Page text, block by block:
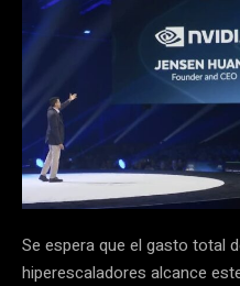
Se espera que el gasto total
hiperescaladores alcance